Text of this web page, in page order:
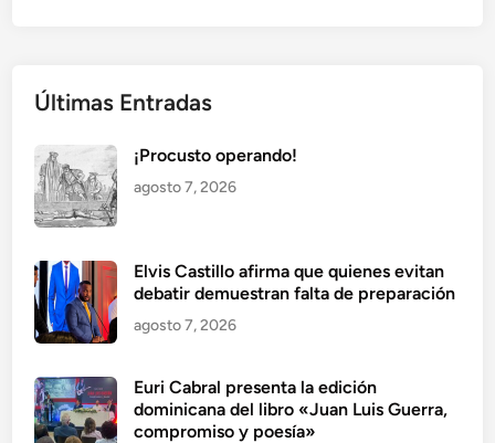
Últimas Entradas
¡Procusto operando!
agosto 7, 2026
Elvis Castillo afirma que quienes evitan
debatir demuestran falta de preparación
agosto 7, 2026
Euri Cabral presenta la edición
dominicana del libro «Juan Luis Guerra,
compromiso y poesía»